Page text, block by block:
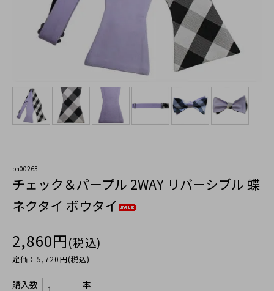
bn00263
チェック＆パープル 2WAY リバーシブル 蝶
ネクタイ ボウタイ
2,860円(税込)
定価：5,720円(税込)
購入数 本